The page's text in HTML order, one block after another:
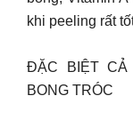
khi peeling rất
ĐẶC BIỆT CẢ
BONG TRÓC